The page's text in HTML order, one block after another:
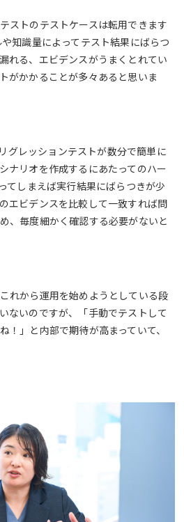
ストのテストケースは転用できます
知識量によってテスト結果にばらつ
れる、エビデンスがうまくとれてい
がかかることが多々あると思いま
グレッションテストが数分で簡単に
ナリオを作成するにあたってのハー
てしまえば実行結果にばらつきが少
エビデンスを比較して一致すれば問
、毎度細かく確認する必要がないと
れから運用を始めようとしている段
ないのですが、「手動でテストして
！」と内部で期待が高まっていて、